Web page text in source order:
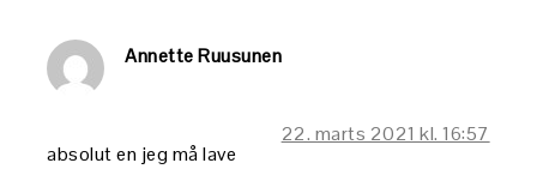
Annette Ruusunen
22. marts 2021 kl. 16:57
absolut en jeg må lave